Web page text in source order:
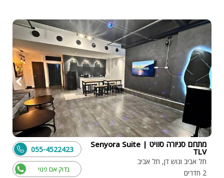
מתחם סניורה סוויט | Senyora Suite
TLV
תל אביב וגוש דן, תל אביב
2 חדרים
בדוק אם פנוי
055-4522423